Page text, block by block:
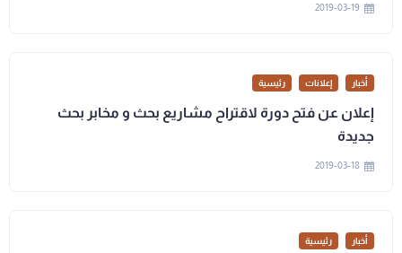
2019-03-19
أخبار إعلانات رئيسية
إعلان عن فتح دورة لاقتراح مشاريع بحث و مخابر بحث
جديدة
2019-03-18
أخبار رئيسية